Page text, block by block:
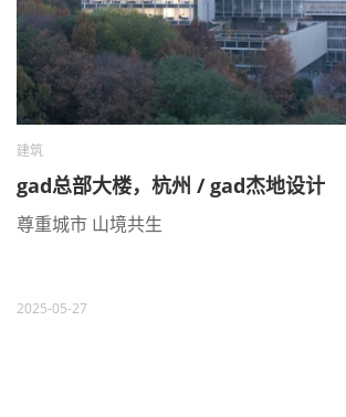
建筑
gad总部大楼，杭州 / gad杰地设计
尊重城市 山境共生
2025-05-27